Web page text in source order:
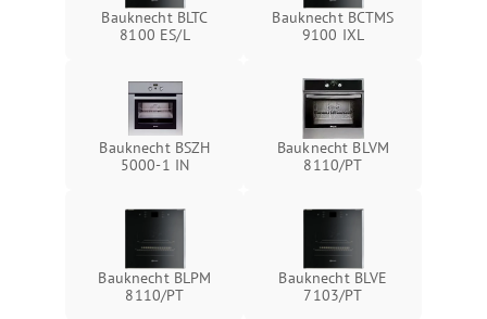
Bauknecht BLTC
8100 ES/L
Bauknecht BCTMS
9100 IXL
Bauknecht BSZH
5000-1 IN
Bauknecht BLVM
8110/PT
Bauknecht BLPM
8110/PT
Bauknecht BLVE
7103/PT